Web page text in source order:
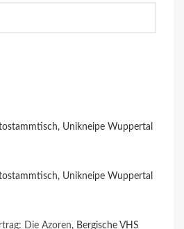
Unikneipe Wuppertal
Unikneipe Wuppertal
Die Azoren, Bergische VHS